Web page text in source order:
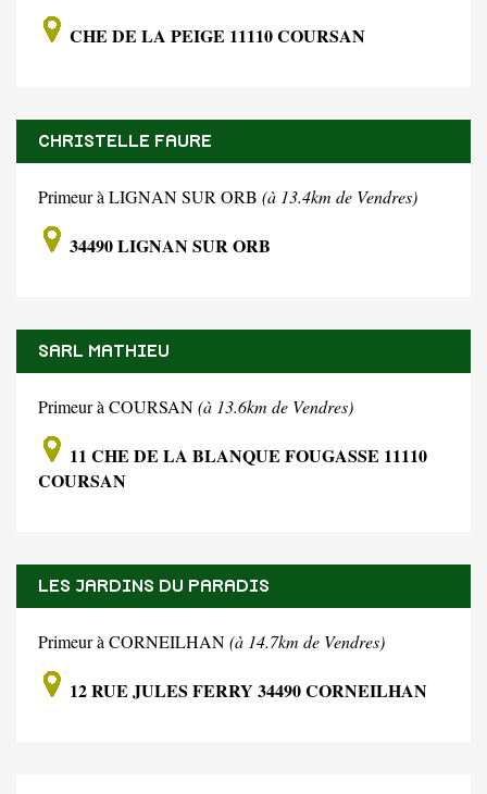
CHE DE LA PEIGE 11110 COURSAN
CHRISTELLE FAURE
Primeur à LIGNAN SUR ORB (à 13.4km de Vendres)
34490 LIGNAN SUR ORB
SARL MATHIEU
Primeur à COURSAN(à 13.6km de Vendres)
11 CHE DE LA BLANQUE FOUGASSE 11110
COURSAN
LES JARDINS DU PARADIS
Primeur à CORNEILHAN(à 14.7km de Vendres)
12 RUE JULES FERRY 34490 CORNEILHAN